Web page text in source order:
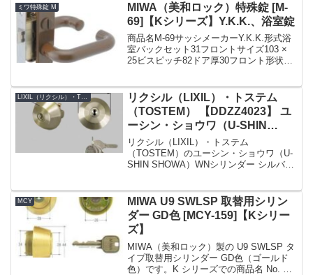
ミワ特殊錠 M
MIWA（美和ロック）特殊錠 [M-
69]【Kシリーズ】Y.K.K.、浴室錠
商品名M-69サッシメーカーY.K.K.形式浴
室バックセット31フロントサイズ103 ×
25ビスピッチ82ドア厚30フロント形状フ
(YKK・バックセット...
LIXIL（リクシル）・TOSTEM（トステム）
リクシル（LIXIL）・トステム
（TOSTEM） 【DDZZ4023】 ユ
ーシン・ショウワ（U-SHIN
SHOWA）WNシリンダー 玄関ド
ア用 シルバー
リクシル（LIXIL）・トステム
（TOSTEM）のユーシン・ショウワ（U-
SHIN SHOWA）WNシリンダー シルバー
色シルバーセット内容本体×1、キー×...
MCY
MIWA U9 SWLSP 取替用シリン
ダー GD色 [MCY-159]【Kシリー
ズ】
MIWA（美和ロック）製の U9 SWLSP タ
イプ取替用シリンダー GD色（ゴールド
色）です。K シリーズでの商品名 No. は